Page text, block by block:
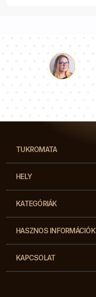
TUKROMATA
HELY
KATEGÓRIÁK
HASZNOS INFORMÁCIÓK
KAPCSOLAT